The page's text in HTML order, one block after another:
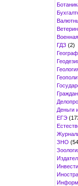
ГДЗ (2)
Деньги
ЕГЭ
ЗНО